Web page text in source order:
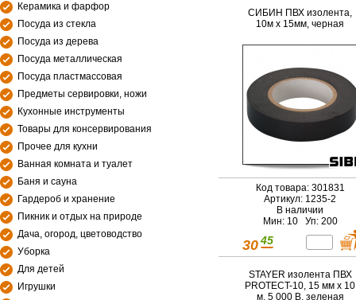
Керамика и фарфор
Посуда из стекла
Посуда из дерева
Посуда металлическая
Посуда пластмассовая
Предметы сервировки, ножи
Кухонные инструменты
Товары для консервирования
Прочее для кухни
Ванная комната и туалет
Баня и сауна
Гардероб и хранение
Пикник и отдых на природе
Дача, огород, цветоводство
Уборка
Для детей
Игрушки
СИБИН ПВХ изолента,
10м х 15мм, черная
Код товара: 301831
Артикул: 1235-2
В наличии
Мин: 10 Уп: 200
30 45
STAYER изолента ПВХ
PROTECT-10, 15 мм х 10
м, 5 000 В, зеленая